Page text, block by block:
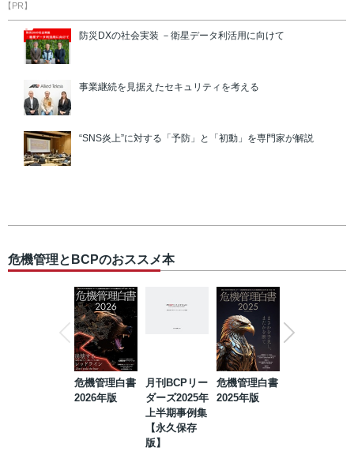
【PR】
防災DXの社会実装 －衛星データ利活用に向けて
事業継続を見据えたセキュリティを考える
“SNS炎上”に対する「予防」と「初動」を専門家が解説
危機管理とBCPのおススメ本
危機管理白書
2026年版
月刊BCPリー
ダーズ2025年
上半期事例集
【永久保存
版】
危機管理白書
2025年版